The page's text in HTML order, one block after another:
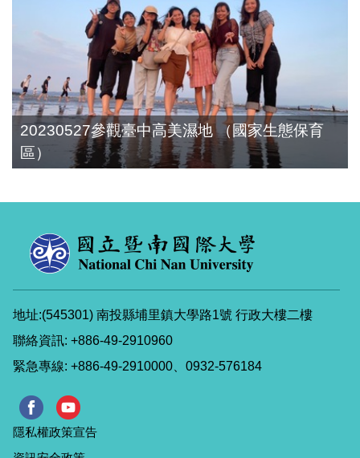
20230527參觀臺中高美濕地 （國家生態保育
區）
地址:(545301) 南投縣埔里鎮大學路1號 行政大樓二樓
聯絡資訊: +886-49-2910960
緊急專線: +886-49-2910000、0932-576184
隱私權政策宣告